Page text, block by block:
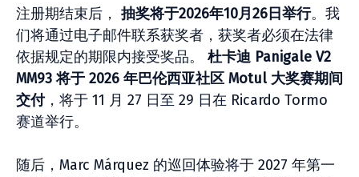
注册期结束后， 抽奖将于2026年10月26日举行。我
们将通过电子邮件联系获奖者，获奖者必须在法律
依据规定的期限内接受奖品。 杜卡迪 Panigale V2
MM93 将于 2026 年巴伦西亚社区 Motul 大奖赛期间
交付，将于 11 月 27 日至 29 日在 Ricardo Tormo
赛道举行。
随后，Marc Márquez 的巡回体验将于 2027 年第一